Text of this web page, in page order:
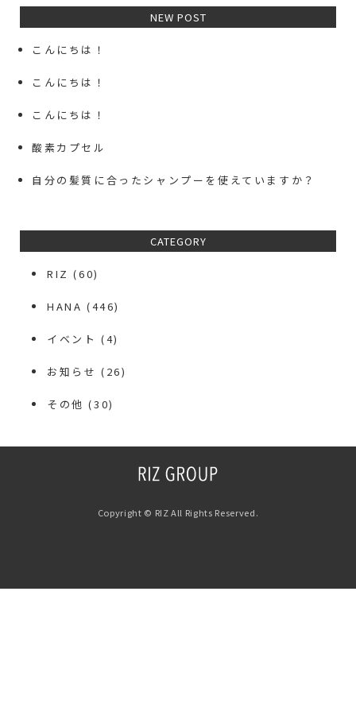
NEW POST
こんにちは！
こんにちは！
こんにちは！
酸素カプセル
自分の髪質に合ったシャンプーを使えていますか？
CATEGORY
RIZ (60)
HANA (446)
イベント (4)
お知らせ (26)
その他 (30)
Copyright © RIZ All Rights Reserved.